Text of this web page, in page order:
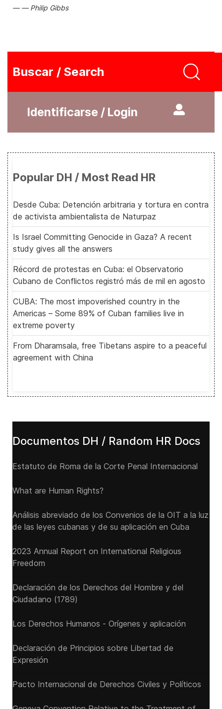
Philip Gibbs
Buscar / Search
Identificarse / Login
Popular DH / Most Read HR
Desde Cuba: Detención arbitraria y tortura en contra
de activista ambientalista de Naturpaz
Is Israel Committing Genocide in Gaza? A recent
study gives all the answers
Récord de protestas en Cuba: el Observatorio
Cubano de Conflictos registró más de mil en agosto
CUBA: The most impoverished country in the
Americas – Some 89% of Cuban families live in
extreme poverty
From Dharamsala, free Tibetans aspire to a peaceful
agreement with China
Documentos DH / Random HR Docs
Estatuto de Roma de la Corte Penal Internacional
What are Human Rights?
Análisis abreviado de los Convenios de la OIT a la luz
de las leyes cubanas y de su aplicación en Cuba
2023 Annual Report on International Religious
Freedom
Declaración de los Derechos del Hombre y del
Ciudadano (1789)
Los Derechos Humanos - Orígenes y aplicación
Declaración de Principios sobre Libertad de
Expresión
Pacto Internacional de Derechos Civiles y Políticos